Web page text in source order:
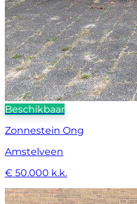
Beschikbaar
Zonnestein Ong
Amstelveen
€ 50.000 k.k.